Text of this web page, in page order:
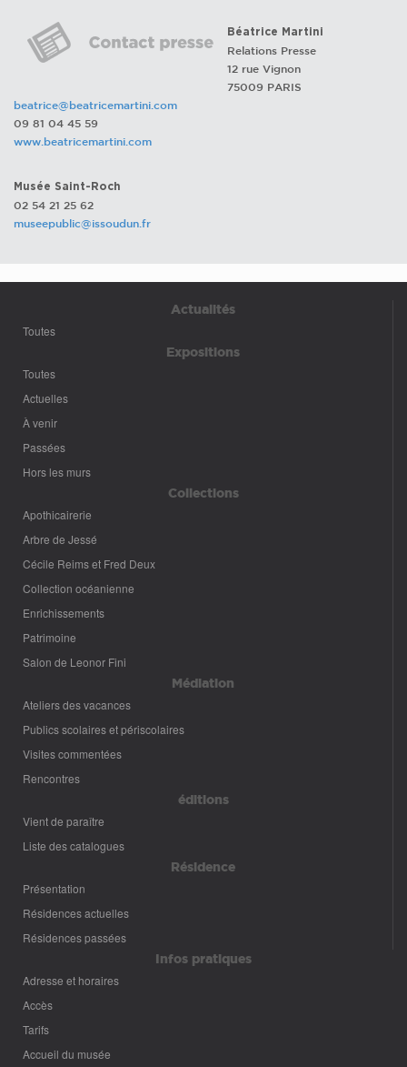
Béatrice Martini
Relations Presse
12 rue Vignon
75009 PARIS
beatrice@beatricemartini.com
09 81 04 45 59
www.beatricemartini.com
Musée Saint-Roch
02 54 21 25 62
museepublic@issoudun.fr
Actualités
Toutes
Expositions
Toutes
Actuelles
À venir
Passées
Hors les murs
Collections
Apothicairerie
Arbre de Jessé
Cécile Reims et Fred Deux
Collection océanienne
Enrichissements
Patrimoine
Salon de Leonor Fini
Médiation
Ateliers des vacances
Publics scolaires et périscolaires
Visites commentées
Rencontres
éditions
Vient de paraître
Liste des catalogues
Résidence
Présentation
Résidences actuelles
Résidences passées
Infos pratiques
Adresse et horaires
Accès
Tarifs
Accueil du musée